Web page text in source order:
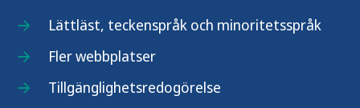
Lättläst, teckenspråk och minoritetsspråk
Fler webbplatser
Tillgänglighetsredogörelse